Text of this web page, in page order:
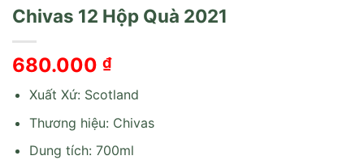
Chivas 12 Hộp Quà 2021
680.000 ₫
Xuất Xứ: Scotland
Thương hiệu: Chivas
Dung tích: 700ml